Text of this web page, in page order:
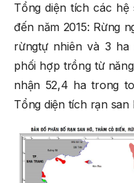
Tổng diện tích các
đến năm 2015: Rừng
rừngtự nhiên và 3
phối hợp trồng từ
nhận 52,4 ha trong
Tổng diện tích rạn san